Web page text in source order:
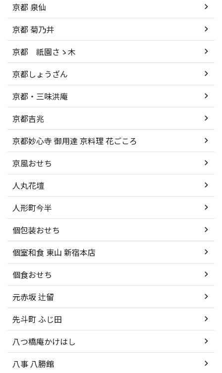
京都 泉仙
京都 菊乃井
京都 祇園さゝ木
京都しょうざん
京都・三味洪庵
京都吉兆
京都妙心寺 御用達 京料理 花ごころ
京風おせち
人丸花壇
人形町今半
個包装おせち
個室和食 東山 新宿本店
個食おせち
元赤坂 辻留
先斗町 ふじ田
八つ橋庵かけはし
八事 八勝館